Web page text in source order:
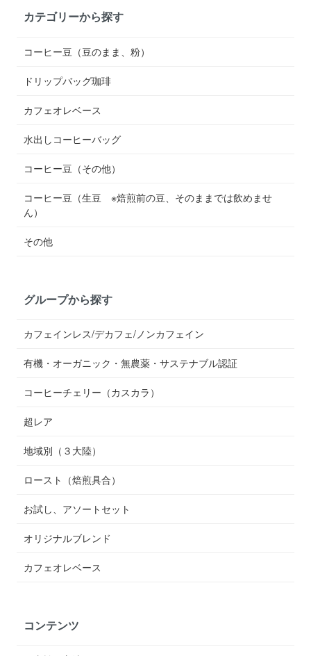
カテゴリーから探す
コーヒー豆（豆のまま、粉）
ドリップバッグ珈琲
カフェオレベース
水出しコーヒーバッグ
コーヒー豆（その他）
コーヒー豆（生豆 ※焙煎前の豆、そのままでは飲めませ
ん）
その他
グループから探す
カフェインレス/デカフェ/ノンカフェイン
有機・オーガニック・無農薬・サステナブル認証
コーヒーチェリー（カスカラ）
超レア
地域別（３大陸）
ロースト（焙煎具合）
お試し、アソートセット
オリジナルブレンド
カフェオレベース
コンテンツ